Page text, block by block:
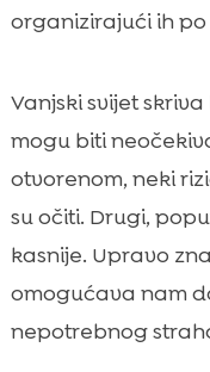
organizirajući ih
Vanjski svijet
mogu biti
otvorenom, neki
su očiti. Drugi,
kasnije. Upravo
omogućava nam
nepotrebnog